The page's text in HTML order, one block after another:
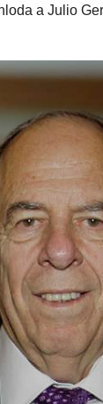
a Julio